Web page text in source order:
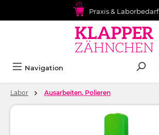
Praxis & Laborbedarf
Navigation
Labor Ausarbeiten, Polieren
Bildergalerie überspringen